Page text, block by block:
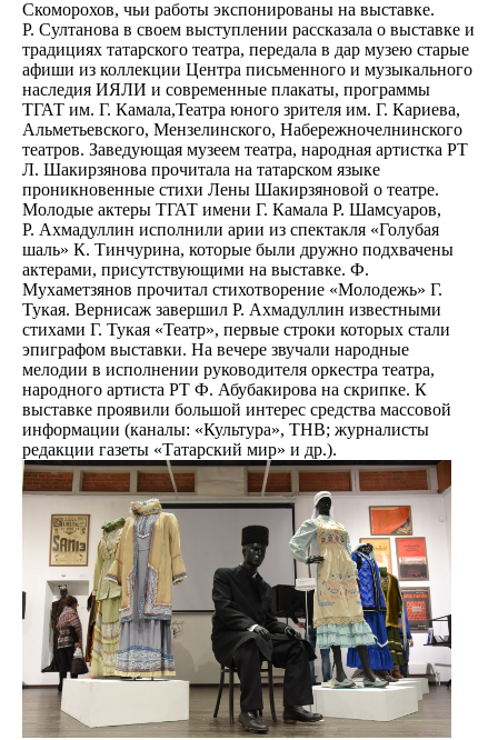
Скоморохов, чьи работы экспонированы на выставке.
Р. Султанова в своем выступлении рассказала о выставке и
традициях татарского театра, передала в дар музею старые
афиши из коллекции Центра письменного и музыкального
наследия ИЯЛИ и современные плакаты, программы
ТГАТ им. Г. Камала,Театра юного зрителя им. Г. Кариева,
Альметьевского, Мензелинского, Набережночелнинского
театров. Заведующая музеем театра, народная артистка РТ
Л. Шакирзянова прочитала на татарском языке
проникновенные стихи Лены Шакирзяновой о театре.
Молодые актеры ТГАТ имени Г. Камала Р. Шамсуаров,
Р. Ахмадуллин исполнили арии из спектакля «Голубая
шаль» К. Тинчурина, которые были дружно подхвачены
актерами, присутствующими на выставке. Ф.
Мухаметзянов прочитал стихотворение «Молодежь» Г.
Тукая. Вернисаж завершил Р. Ахмадуллин известными
стихами Г. Тукая «Театр», первые строки которых стали
эпиграфом выставки. На вечере звучали народные
мелодии в исполнении руководителя оркестра театра,
народного артиста РТ Ф. Абубакирова на скрипке. К
выставке проявили большой интерес средства массовой
информации (каналы: «Культура», ТНВ; журналисты
редакции газеты «Татарский мир» и др.).